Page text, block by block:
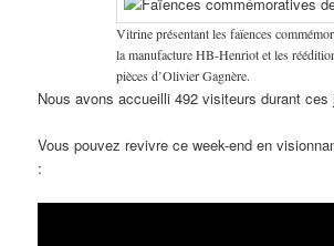
Vitrine présentant les faïences
la manufacture HB-Henriot et les
pièces d’Olivier Gagnère.
Nous avons accueilli 492 visiteurs durant ces
Vous pouvez revivre ce week-end en
: